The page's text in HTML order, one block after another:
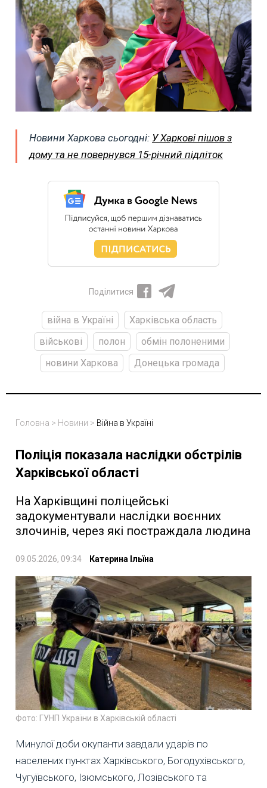
Новини Харкова сьогодні: У Харкові пішов з
дому та не повернувся 15-річний підліток
Поділитися
війна в Україні
Харківська область
військові
полон
обмін полоненими
новини Харкова
Донецька громада
Головна > Новини > Війна в Україні
Поліція показала наслідки обстрілів
Харківської області
На Харківщині поліцейські
задокументували наслідки воєнних
злочинів, через які постраждала людина
09.05.2026, 09:34 Катерина Ільїна
Фото: ГУНП України в Харківській області
Минулої доби окупанти завдали ударів по
населених пунктах Харківського, Богодухівського,
Чугуївського, Ізюмського, Лозівського та